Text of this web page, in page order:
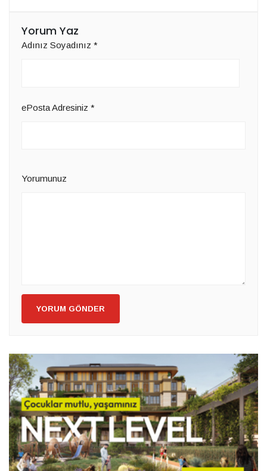
Yorum Yaz
Adınız Soyadınız *
ePosta Adresiniz *
Yorumunuz
YORUM GÖNDER